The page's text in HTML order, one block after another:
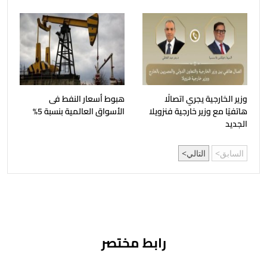
وزير الخارجية يجري اتصالًا
هاتفيًا مع وزير خارجية فنزويلا
الجديد
هبوط أسعار النفط فى
الأسواق العالمية بنسبة 5%
السابق التالي
رابط مختصر